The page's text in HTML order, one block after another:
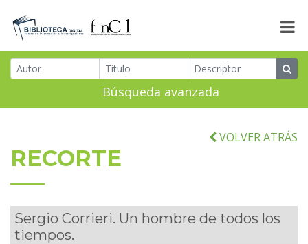
Búsqueda avanzada
VOLVER ATRÁS
RECORTE
Sergio Corrieri. Un hombre de todos los
tiempos.